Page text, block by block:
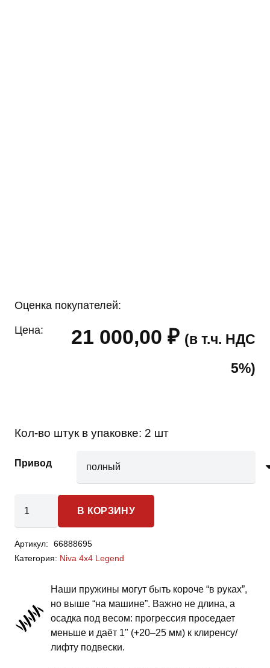
Оценка покупателей:
Цена: 21 000,00 ₽ (в т.ч. НДС
5%)
Кол-во штук в упаковке: 2 шт
Привод
товара
Niva
4x4,
пружины
задней
подвески
В КОРЗИНУ
Артикул:
66888695
Категория: Niva 4x4 Legend
Наши пружины могут быть короче “в руках”,
но выше “на машине”. Важно не длина, а
осадка под весом: прогрессия проседает
меньше и даёт 1" (+20–25 мм) к клиренсу/
лифту подвески.